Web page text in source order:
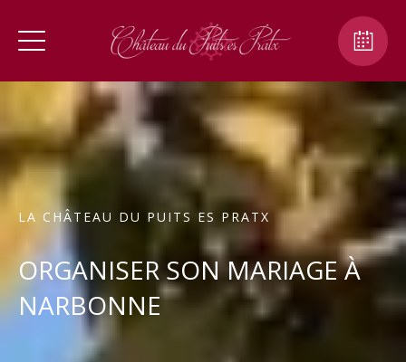
LA CHÂTEAU DU PUITS ES PRATX
ORGANISER SON MARIAGE À
NARBONNE